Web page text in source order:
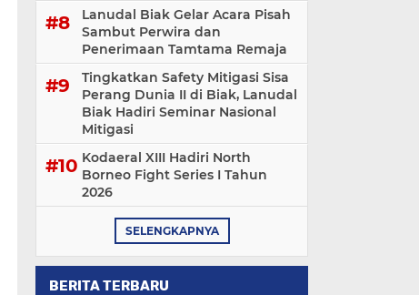
Lanudal Biak Gelar Acara Pisah
Sambut Perwira dan
Penerimaan Tamtama Remaja
Tingkatkan Safety Mitigasi Sisa
Perang Dunia II di Biak, Lanudal
Biak Hadiri Seminar Nasional
Mitigasi
Kodaeral XIII Hadiri North
Borneo Fight Series I Tahun
2026
SELENGKAPNYA
BERITA TERBARU